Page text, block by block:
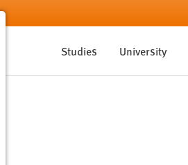
Studies University